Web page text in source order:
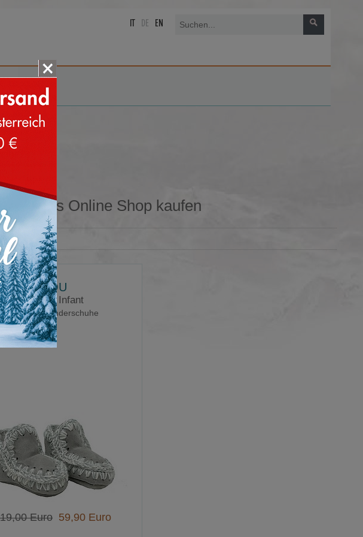
DE EN
Boots Online Shop kaufen
MOU
Eskimo Infant
Halbhohe Kinderschuhe
Euro 59,90 Euro